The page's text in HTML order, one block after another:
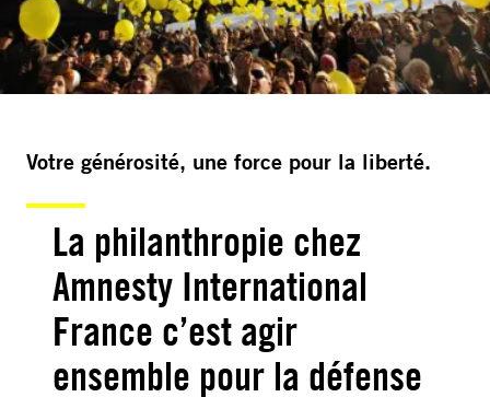
Votre générosité, une force pour la liberté.
La philanthropie chez
Amnesty International
France c’est agir
ensemble pour la défense